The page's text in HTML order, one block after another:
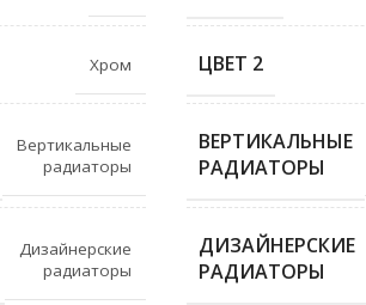
Хром
Вертикальные
радиаторы
Дизайнерские
радиаторы
ЦВЕТ 2
ВЕРТИКАЛЬНЫЕ
РАДИАТОРЫ
ДИЗАЙНЕРСКИЕ
РАДИАТОРЫ